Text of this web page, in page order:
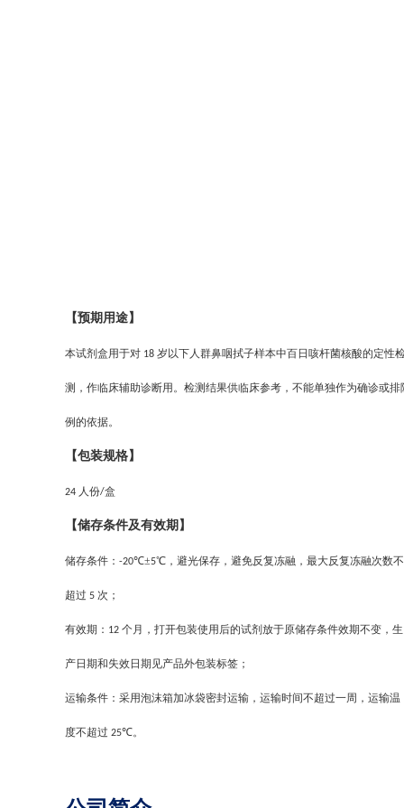
【预期用途】
本试剂盒用于对 18 岁以下人群鼻咽拭子样本中百日咳杆菌核酸的定性
测，作临床辅助诊断用。检测结果供临床参考，不能单独作为确诊或排
例的依据。
【包装规格】
24 人份/盒
【储存条件及有效期】
储存条件： -20℃±5℃，避光保存，避免反复冻融，最大反复冻融次数不
超过 5 次；
有效期： 12 个月，打开包装使用后的试剂放于原储存条件效期不变，生
产日期和失效日期见产品外包装标签；
运输条件：采用泡沫箱加冰袋密封运输，运输时间不超过一周，运输温
度不超过 25℃。